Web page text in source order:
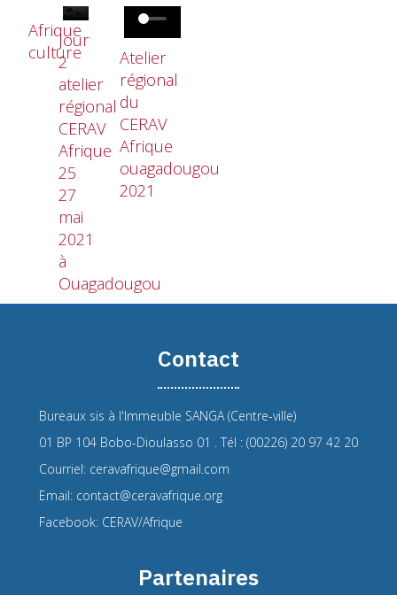
Fichier vidéo
Afrique
culture
Fichier vidéo
Jour
2
atelier
régional
CERAV
Afrique
25
27
mai
2021
à
Ouagadougou
Fichier vidéo
Atelier
régional
du
CERAV
Afrique
ouagadougou
2021
Contact
Bureaux sis à l'Immeuble SANGA (Centre-ville)
01 BP 104 Bobo-Dioulasso 01 . Tél : (00226) 20 97 42 20
Courriel: ceravafrique@gmail.com
Email: contact@ceravafrique.org
Facebook: CERAV/Afrique
Partenaires